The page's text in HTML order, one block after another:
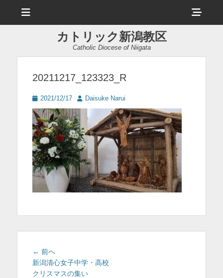
ュ
ヘ
ッ
ー
ツ
を
カトリック新潟教区
Catholic Diocese of Niigata
20211217_123323_R
投
稿
日
2021/12/17
投
稿
者
Daisuke Narui
投
稿
ナ
← 前へ
の
投
新潟清心女子中学・高校
クリスマスの集い